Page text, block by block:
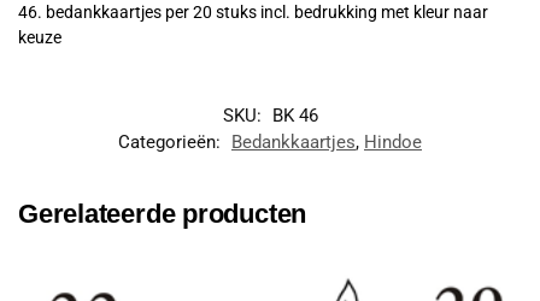
46. bedankkaartjes per 20 stuks incl. bedrukking met kleur naar
keuze
SKU:
BK 46
Categorieën:
Bedankkaartjes, Hindoe
Gerelateerde producten